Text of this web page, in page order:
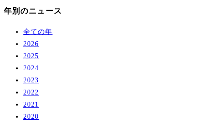
年別のニュース
全ての年
2026
2025
2024
2023
2022
2021
2020